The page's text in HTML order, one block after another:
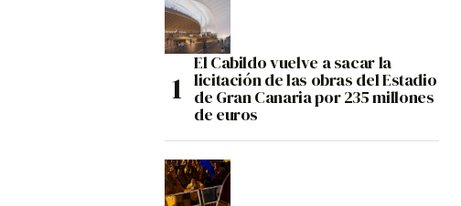
El Cabildo vuelve a sacar la
licitación de las obras del Estadio
de Gran Canaria por 235 millones
de euros